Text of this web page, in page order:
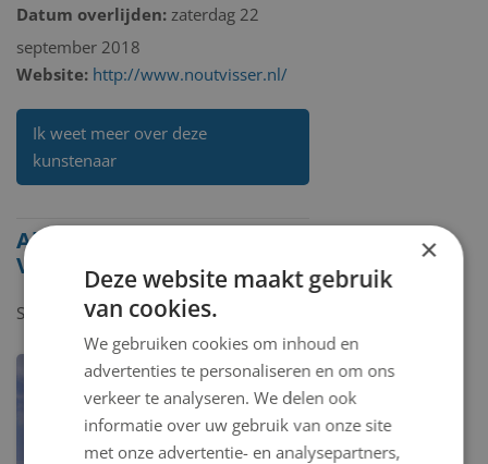
Datum overlijden: zaterdag 22
september 2018
Website: http://www.noutvisser.nl/
Ik weet meer over deze
kunstenaar
Alle beelden van Nout
Visser
Showing1-2of2items.
×
Deze website maakt gebruik
van cookies.
We gebruiken cookies om inhoud en
advertenties te personaliseren en om ons
verkeer te analyseren. We delen ook
informatie over uw gebruik van onze site
met onze advertentie- en analysepartners,